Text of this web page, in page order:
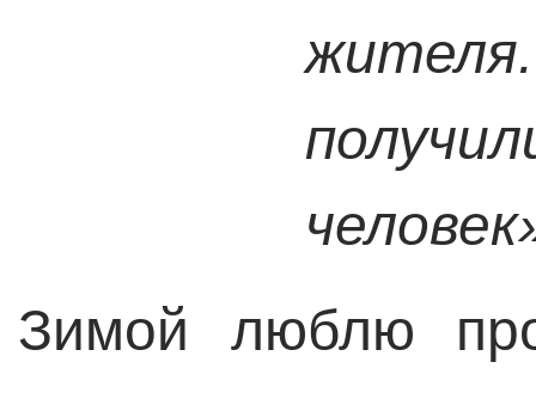
Зимой люблю